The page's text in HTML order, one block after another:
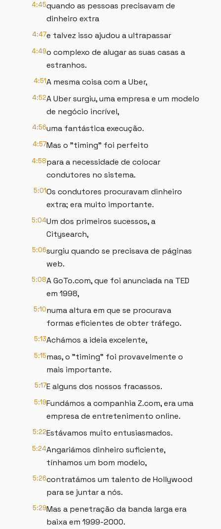
4:45quando as pessoas precisavam de
dinheiro extra
4:47e talvez isso ajudou a ultrapassar
4:49o complexo de alugar as suas casas a
estranhos.
4:51A mesma coisa com a Uber,
4:52A Uber surgiu, uma empresa e um modelo
de negócio incrível,
4:56uma fantástica execução.
4:57Mas o "timing" foi perfeito
4:58para a necessidade de colocar
condutores no sistema.
5:01Os condutores procuravam dinheiro
extra; era muito importante.
5:04Um dos primeiros sucessos, a
Citysearch,
5:06surgiu quando se precisava de páginas
web.
5:08A GoTo.com, que foi anunciada na TED
em 1998,
5:10numa altura em que se procurava
formas eficientes de obter tráfego.
5:13Achámos a ideia excelente,
5:15mas, o "timing" foi provavelmente o
mais importante.
5:17E alguns dos nossos fracassos.
5:19Fundámos a companhia Z.com, era uma
empresa de entretenimento online.
5:22Estávamos muito entusiasmados.
5:24Angariámos dinheiro suficiente,
tínhamos um bom modelo,
5:26contratámos um talento de Hollywood
para se juntar a nós.
5:29Mas a penetração da banda larga era
baixa em 1999-2000.